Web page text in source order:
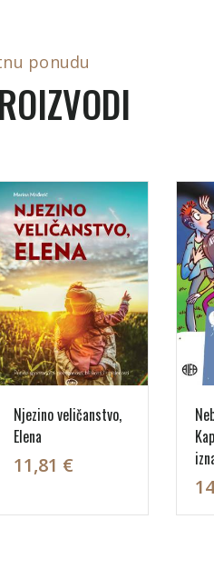
ponudu
Njezino veličanstvo,
Elena
11,81 €